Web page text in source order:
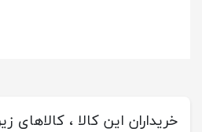
خریداران این کالا ، کالاهای